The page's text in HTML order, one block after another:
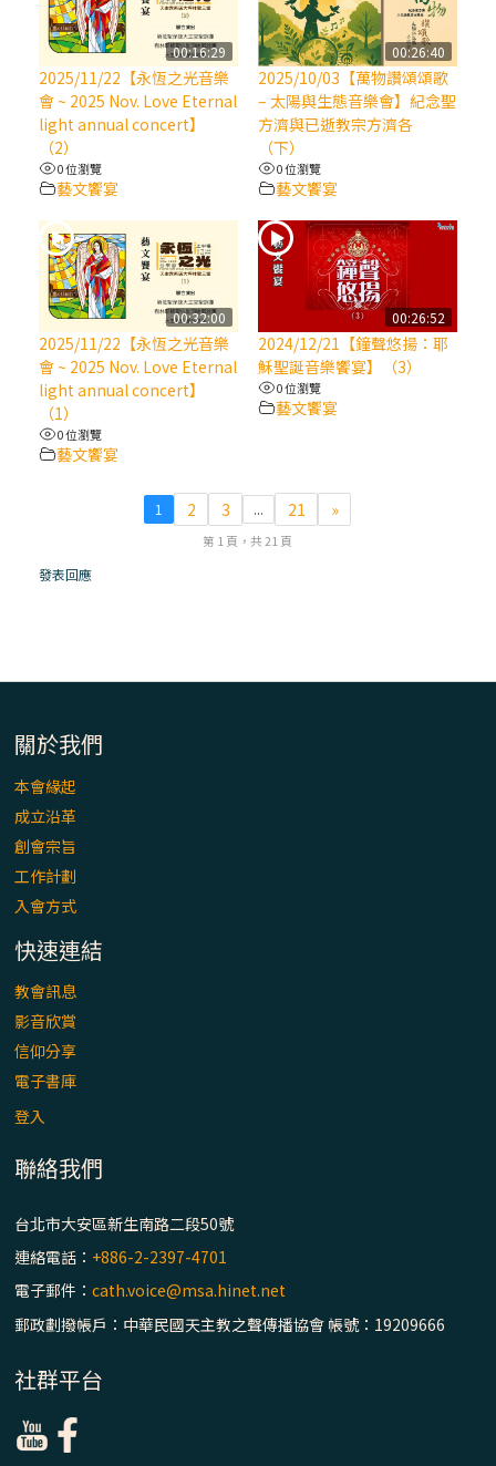
(7)黃敏正主教帶你做【將臨期避靜】—耶穌
降生人間，需要人的「接納」
(6)黃敏正主教帶你做【將臨期避靜】—「馬
槽」═「謙卑」
(5)黃敏正主教帶你做【將臨期避靜】—「福
傳」：講耶穌的故事
(4)黃敏正主教帶你做【將臨期避靜】—匝凱
「想看」耶穌，耶穌「走近」匝凱
(3)黃敏正主教帶你做【將臨期避靜】—「轉
念」，吃苦如吃補
(1)黃敏正主教帶你做【將臨期避靜】—「走
通諭中的「希望」 / 台南中華聖母主教座堂
(下)
「禧年 來~」第十二集：論2025禧年詔書中
的「希望」 / 台南中華聖母主教座堂(上)
00:16:29
2025/11/22【永恆之光音樂
會 ~ 2025 Nov. Love Eternal
light annual concert】
（2）
0 位瀏覽
藝文饗宴
00:26:40
2025/10/03【萬物讚頌頌歌
– 太陽與生態音樂會】紀念聖
方濟與已逝教宗方濟各
（下）
0 位瀏覽
藝文饗宴
00:32:00
2025/11/22【永恆之光音樂
會 ~ 2025 Nov. Love Eternal
light annual concert】
（1）
0 位瀏覽
藝文饗宴
00:26:52
2024/12/21【鐘聲悠揚：耶
穌聖誕音樂饗宴】（3）
0 位瀏覽
藝文饗宴
1 2 3 ... 21 »
第 1 頁，共 21 頁
發表回應
關於我們
本會緣起
成立沿革
創會宗旨
工作計劃
入會方式
快速連結
教會訊息
影音欣賞
信仰分享
電子書庫
登入
聯絡我們
台北市大安區新生南路二段50號
連絡電話： +886-2-2397-4701
電子郵件：cath.voice@msa.hinet.net
郵政劃撥帳戶：中華民國天主教之聲傳播協會 帳號：19209666
社群平台